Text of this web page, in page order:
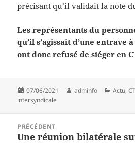
précisant qu’il validait la note
Les représentants du
qu’il s’agissait d’une entrave
ont donc refusé de siéger en
Publié
le
07/06/2021 Auteur
adminfo Actu,
intersyndicale
PRÉCÉDENT
Article
Une réunion bilatérale